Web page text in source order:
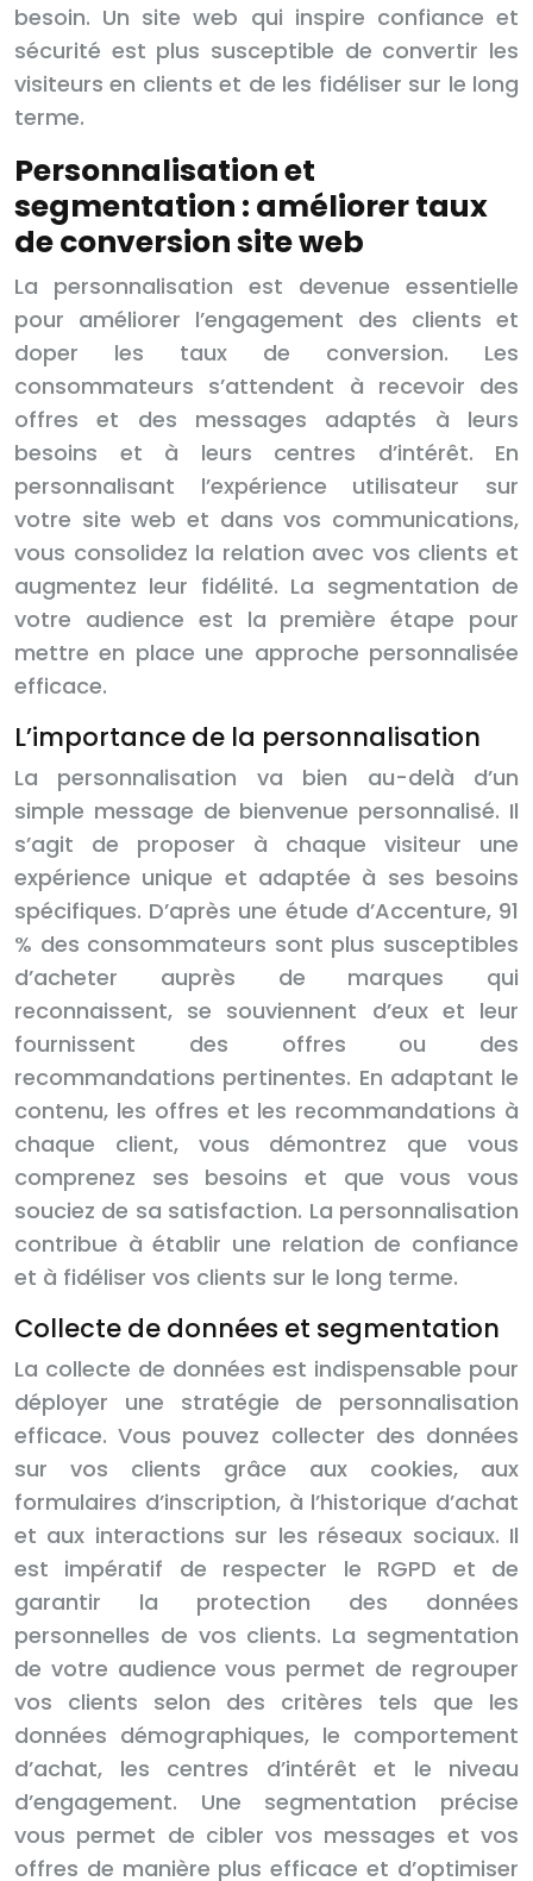
besoin. Un site web qui inspire confiance et
sécurité est plus susceptible de convertir les
visiteurs en clients et de les fidéliser sur le long
terme.
Personnalisation et
segmentation : améliorer taux
de conversion site web
La personnalisation est devenue essentielle
pour améliorer l’engagement des clients et
doper les taux de conversion. Les
consommateurs s’attendent à recevoir des
offres et des messages adaptés à leurs
besoins et à leurs centres d’intérêt. En
personnalisant l’expérience utilisateur sur
votre site web et dans vos communications,
vous consolidez la relation avec vos clients et
augmentez leur fidélité. La segmentation de
votre audience est la première étape pour
mettre en place une approche personnalisée
efficace.
L’importance de la personnalisation
La personnalisation va bien au-delà d’un
simple message de bienvenue personnalisé. Il
s’agit de proposer à chaque visiteur une
expérience unique et adaptée à ses besoins
spécifiques. D’après une étude d’Accenture, 91
% des consommateurs sont plus susceptibles
d’acheter auprès de marques qui
reconnaissent, se souviennent d’eux et leur
fournissent des offres ou des
recommandations pertinentes. En adaptant le
contenu, les offres et les recommandations à
chaque client, vous démontrez que vous
comprenez ses besoins et que vous vous
souciez de sa satisfaction. La personnalisation
contribue à établir une relation de confiance
et à fidéliser vos clients sur le long terme.
Collecte de données et segmentation
La collecte de données est indispensable pour
déployer une stratégie de personnalisation
efficace. Vous pouvez collecter des données
sur vos clients grâce aux cookies, aux
formulaires d’inscription, à l’historique d’achat
et aux interactions sur les réseaux sociaux. Il
est impératif de respecter le RGPD et de
garantir la protection des données
personnelles de vos clients. La segmentation
de votre audience vous permet de regrouper
vos clients selon des critères tels que les
données démographiques, le comportement
d’achat, les centres d’intérêt et le niveau
d’engagement. Une segmentation précise
vous permet de cibler vos messages et vos
offres de manière plus efficace et d’optimiser